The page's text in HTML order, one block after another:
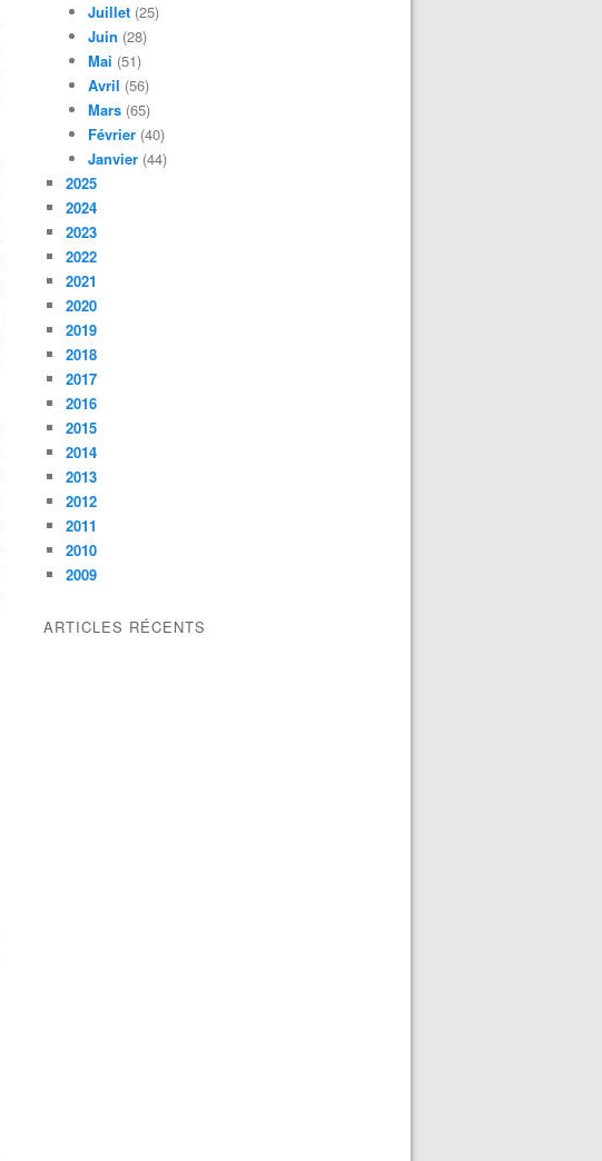
Juillet (25)
Juin (28)
Mai (51)
Avril (56)
Mars (65)
Février (40)
Janvier (44)
2025
2024
2023
2022
2021
2020
2019
2018
2017
2016
2015
2014
2013
2012
2011
2010
2009
ARTICLES RÉCENTS